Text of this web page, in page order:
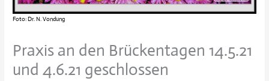
Foto: Dr. N. Vondung
Praxis an den Brückentagen 14.5.21
und 4.6.21 geschlossen